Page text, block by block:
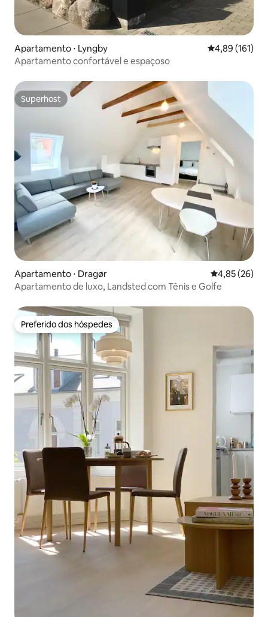
Apartamento ⋅ Lyngby 4,89 de uma
4,89 (161)
Apartamento confortável e espaçoso
Superhost
Superhost
Apartamento ⋅ Dragør 4,85 de uma
4,85 (26)
Apartamento de luxo, Landsted com Tênis e Golfe
Preferido dos hóspedes
Preferido dos hóspedes